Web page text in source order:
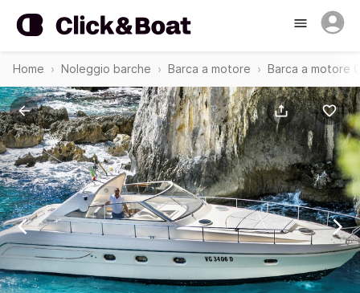
Home Noleggio barche Barca a motore Barca a motore